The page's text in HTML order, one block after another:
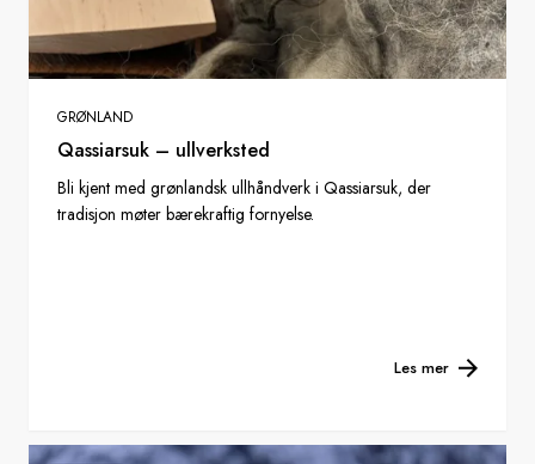
GRØNLAND
Qassiarsuk – ullverksted
Bli kjent med grønlandsk ullhåndverk i Qassiarsuk, der
tradisjon møter bærekraftig fornyelse.
Les mer